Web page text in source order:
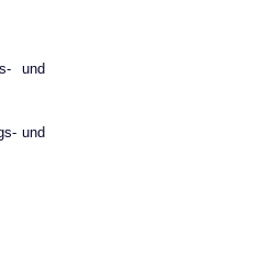
und
und